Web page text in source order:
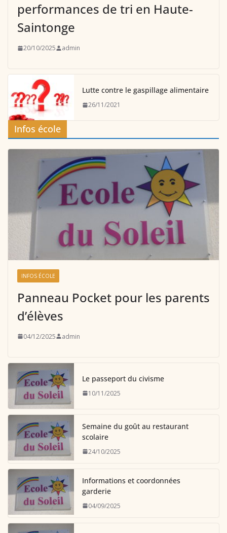
performances de tri en Haute-
Saintonge
20/10/2025 admin
Lutte contre le gaspillage alimentaire
26/11/2021
Infos école
INFOS ÉCOLE
Panneau Pocket pour les parents
d’élèves
04/12/2025 admin
Le passeport du civisme
10/11/2025
Semaine du goût au restaurant
scolaire
24/10/2025
Informations et coordonnées
garderie
04/09/2025